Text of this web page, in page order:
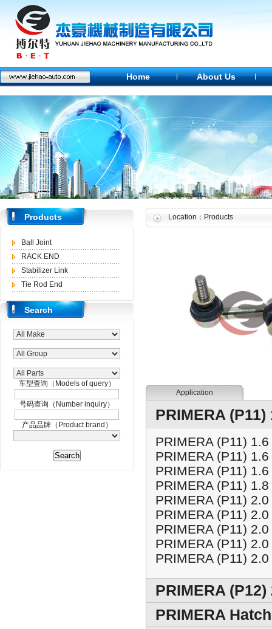
Home About Us
Products
Ball Joint
RACK END
Stabilizer Link
Tie Rod End
Search
车型查询（Models of query）
号码查询（Number inquiry）
产品品牌（Product brand）
Location：Products
Application
PRIMERA
PRIMERA (P11)
PRIMERA (P11)
PRIMERA (P11)
PRIMERA (P11)
PRIMERA (P11)
PRIMERA (P11)
PRIMERA (P11)
PRIMERA (P11)
PRIMERA (P11)
PRIMERA (P12)
PRIMERA